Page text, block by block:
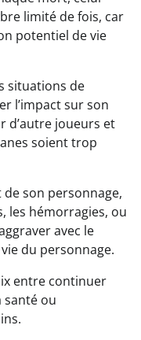
limité de fois, car
potentiel de vie
situations de
l’impact sur son
d’autre joueurs et
soient trop
de son personnage,
les hémorragies, ou
avec le
du personnage.
entre continuer
santé ou